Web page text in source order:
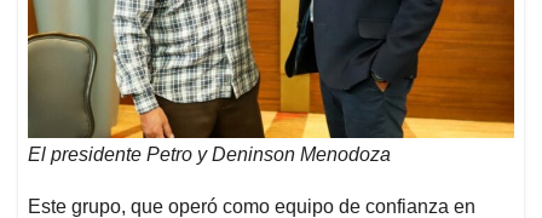
El presidente Petro y Deninson Menodoza
Este grupo, que operó como equipo de confianza en